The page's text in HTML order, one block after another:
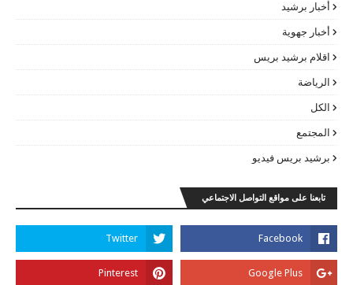
أخبار برشيد
أخبار جهوية
اقلام برشيد بريس
الرياضة
الكل
المجتمع
برشيد بريس فيديو
تابعنا على مواقع التواصل الاجتماعي